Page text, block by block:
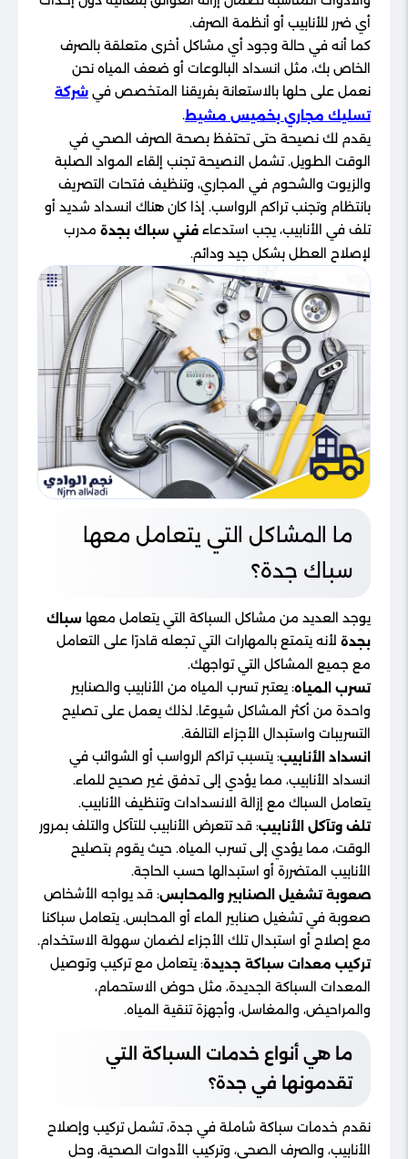
أي ضرر للأنابيب أو أنظمة الصرف.
كما أنه في حالة وجود أي مشاكل أخرى متعلقة بالصرف
الخاص بك، مثل انسداد البالوعات أو ضعف المياه نحن
نعمل على حلها بالاستعانة بفريقنا المتخصص في شركة
تسليك مجاري بخميس مشيط.
يقدم لك نصيحة حتى تحتفظ بصحة الصرف الصحي في
الوقت الطويل. تشمل النصيحة تجنب إلقاء المواد الصلبة
والزيوت والشحوم في المجاري، وتنظيف فتحات التصريف
بانتظام وتجنب تراكم الرواسب. إذا كان هناك انسداد شديد أو
تلف في الأنابيب، يجب استدعاء فني سباك بجدة مدرب
لإصلاح العطل بشكل جيد ودائم.
ما المشاكل التي يتعامل معها
سباك جدة؟
يوجد العديد من مشاكل السباكة التي يتعامل معها سباك
بجدة لأنه يتمتع بالمهارات التي تجعله قادرًا على التعامل
مع جميع المشاكل التي تواجهك.
تسرب المياه: يعتبر تسرب المياه من الأنابيب والصنابير
واحدة من أكثر المشاكل شيوعًا. لذلك يعمل على تصليح
التسريبات واستبدال الأجزاء التالفة.
انسداد الأنابيب: يتسبب تراكم الرواسب أو الشوائب في
انسداد الأنابيب، مما يؤدي إلى تدفق غير صحيح للماء.
يتعامل السباك مع إزالة الانسدادات وتنظيف الأنابيب.
تلف وتآكل الأنابيب: قد تتعرض الأنابيب للتآكل والتلف بمرور
الوقت، مما يؤدي إلى تسرب المياه. حيث يقوم بتصليح
الأنابيب المتضررة أو استبدالها حسب الحاجة.
صعوبة تشغيل الصنابير والمحابس: قد يواجه الأشخاص
صعوبة في تشغيل صنابير الماء أو المحابس. يتعامل سباكنا
مع إصلاح أو استبدال تلك الأجزاء لضمان سهولة الاستخدام.
تركيب معدات سباكة جديدة: يتعامل مع تركيب وتوصيل
المعدات السباكة الجديدة، مثل حوض الاستحمام،
والمراحيض، والمغاسل، وأجهزة تنقية المياه.
ما هي أنواع خدمات السباكة التي
تقدمونها في جدة؟
نقدم خدمات سباكة شاملة في جدة، تشمل تركيب وإصلاح
الأنابيب، والصرف الصحي، وتركيب الأدوات الصحية، وحل